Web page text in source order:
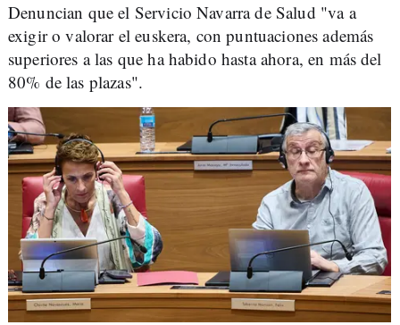
Denuncian que el Servicio Navarra de Salud "va a
exigir o valorar el euskera, con puntuaciones además
superiores a las que ha habido hasta ahora, en más del
80% de las plazas".